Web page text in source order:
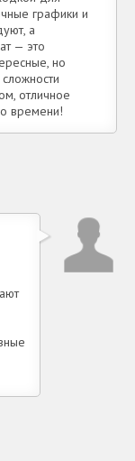
графики и
а
— это
но
отличное
времени!